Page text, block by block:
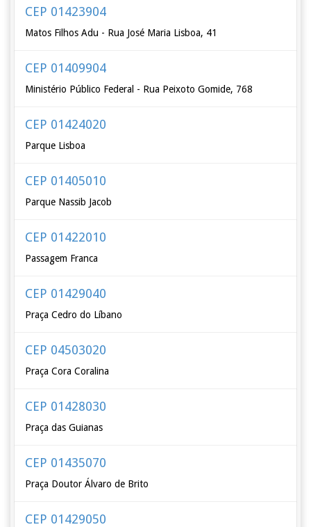
CEP 01423904
Matos Filhos Adu - Rua José Maria Lisboa, 41
CEP 01409904
Ministério Público Federal - Rua Peixoto Gomide, 768
CEP 01424020
Parque Lisboa
CEP 01405010
Parque Nassib Jacob
CEP 01422010
Passagem Franca
CEP 01429040
Praça Cedro do Líbano
CEP 04503020
Praça Cora Coralina
CEP 01428030
Praça das Guianas
CEP 01435070
Praça Doutor Álvaro de Brito
CEP 01429050